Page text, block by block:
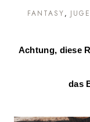
FANTASY
Achtung, diese
das